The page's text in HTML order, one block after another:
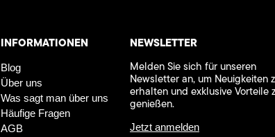
INFORMATIONEN
Blog
Über uns
Was sagt man über uns
Häufige Fragen
AGB
NEWSLETTER
Melden Sie sich für unseren
Newsletter an, um Neuigkeiten
erhalten und exklusive Vorteile
genießen.
Jetzt anmelden